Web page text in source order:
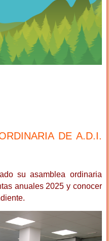
DE A.D.I.
su asamblea ordinaria
anuales 2025 y conocer